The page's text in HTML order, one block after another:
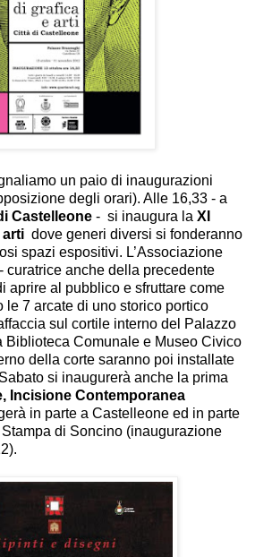
un paio di inaugurazioni
degli orari). Alle 16,33 - a
Castelleone - si inaugura la XI
arti dove generi diversi si fonderanno
spazi espositivi. L’Associazione
curatrice anche della precedente
aprire al pubblico e sfruttare come
7 arcate di uno storico portico
sul cortile interno del Palazzo
Biblioteca Comunale e Museo Civico
della corte saranno poi installate
si inaugurerà anche la prima
Incisione Contemporanea
in parte a Castelleone ed in parte
di Soncino (inaugurazione